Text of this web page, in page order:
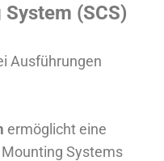
(SCS)
Ausführungen
ermöglicht eine
Systems